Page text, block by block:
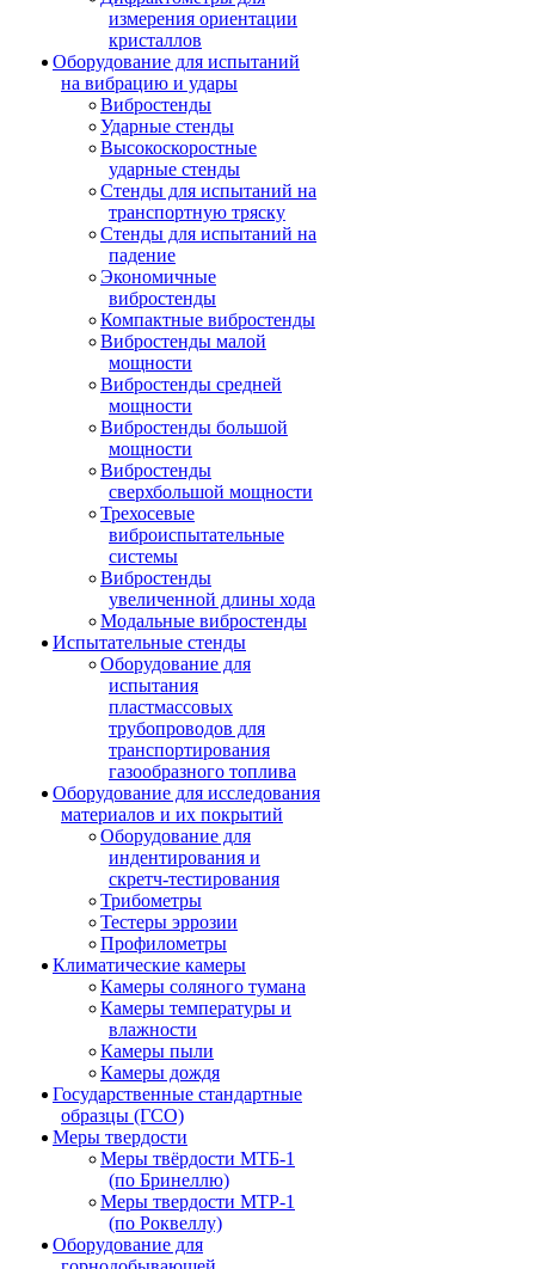
измерения ориентации
кристаллов
Оборудование для испытаний
на вибрацию и удары
Вибростенды
Ударные стенды
Высокоскоростные
ударные стенды
Стенды для испытаний на
транспортную тряску
Стенды для испытаний на
падение
Экономичные
вибростенды
Компактные вибростенды
Вибростенды малой
мощности
Вибростенды средней
мощности
Вибростенды большой
мощности
Вибростенды
сверхбольшой мощности
Трехосевые
виброиспытательные
системы
Вибростенды
увеличенной длины хода
Модальные вибростенды
Испытательные стенды
Оборудование для
испытания
пластмассовых
трубопроводов для
транспортирования
газообразного топлива
Оборудование для исследования
материалов и их покрытий
Оборудование для
индентирования и
скретч-тестирования
Трибометры
Тестеры эррозии
Профилометры
Климатические камеры
Камеры соляного тумана
Камеры температуры и
влажности
Камеры пыли
Камеры дождя
Государственные стандартные
образцы (ГСО)
Меры твердости
Меры твёрдости МТБ-1
(по Бринеллю)
Меры твердости МТР-1
(по Роквеллу)
Оборудование для